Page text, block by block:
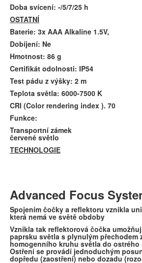
Doba svícení: -/5/7/25 h
OSTATNÍ
Baterie: 3x AAA Alkaline 1.5V,
Dobíjení: Ne
Hmotnost: 86 g
Certifikát odolnosti: IP54
Test pádu z výšky: 2 m
Teplota světla: 6000-7500 K
CRI (Color rendering index ). 70
Funkce:
Transportní zámek
červené světlo
TECHNOLOGIE
Advanced Focus
Spojením čočky a reflektoru vznikla
která nemá ve světě obdoby
Vznikla tak reflektorová čočka
paprsku světla s plynulým přechodem
homogenního kruhu světla do ostrého
Ostření se provádí jednoduchým
dopředu (zaostření) nebo dozadu